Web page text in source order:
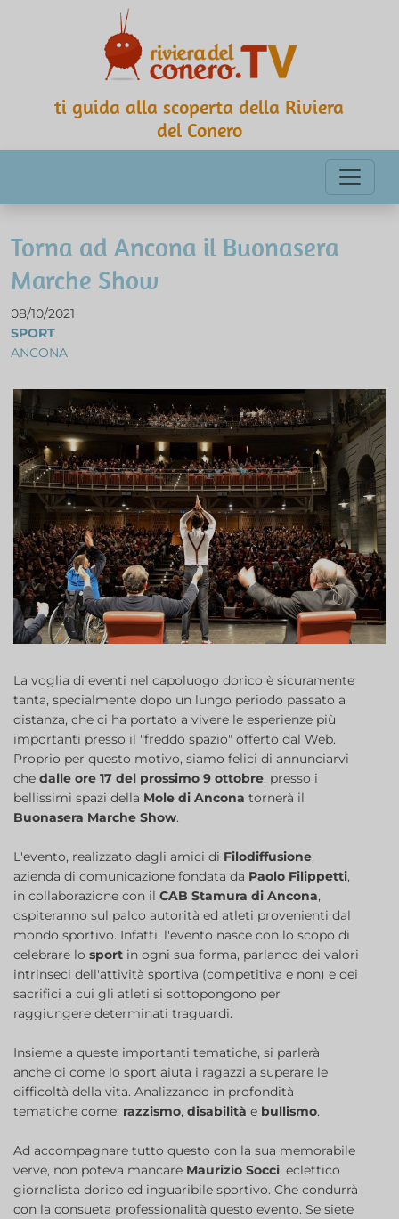
ti guida alla scoperta della Riviera
del Conero
Torna ad Ancona il Buonasera
Marche Show
08/10/2021
SPORT
ANCONA
La voglia di eventi nel capoluogo dorico è sicuramente
tanta, specialmente dopo un lungo periodo passato a
distanza, che ci ha portato a vivere le esperienze più
importanti presso il "freddo spazio" offerto dal Web.
Proprio per questo motivo, siamo felici di annunciarvi
che dalle ore 17 del prossimo 9 ottobre, presso i
bellissimi spazi della Mole di Ancona tornerà il
Buonasera Marche Show.
L'evento, realizzato dagli amici di Filodiffusione,
azienda di comunicazione fondata da Paolo Filippetti,
in collaborazione con il CAB Stamura di Ancona,
ospiteranno sul palco autorità ed atleti provenienti dal
mondo sportivo. Infatti, l'evento nasce con lo scopo di
celebrare lo sport in ogni sua forma, parlando dei valori
intrinseci dell'attività sportiva (competitiva e non) e dei
sacrifici a cui gli atleti si sottopongono per
raggiungere determinati traguardi.
Insieme a queste importanti tematiche, si parlerà
anche di come lo sport aiuta i ragazzi a superare le
difficoltà della vita. Analizzando in profondità
tematiche come: razzismo, disabilità e bullismo.
Ad accompagnare tutto questo con la sua memorabile
verve, non poteva mancare Maurizio Socci, eclettico
giornalista dorico ed inguaribile sportivo. Che condurrà
con la consueta professionalità questo evento. Se siete